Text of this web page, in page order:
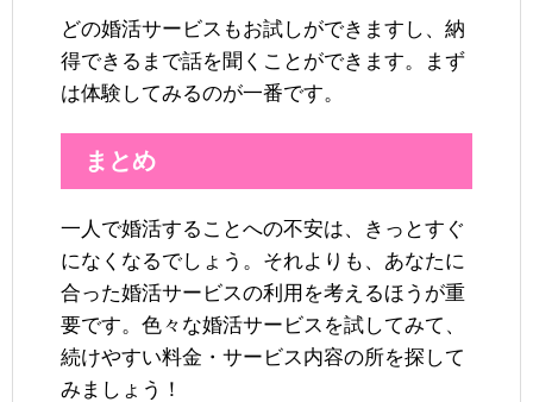
どの婚活サービスもお試しができますし、納
得できるまで話を聞くことができます。まず
は体験してみるのが一番です。
まとめ
一人で婚活することへの不安は、きっとすぐ
になくなるでしょう。それよりも、あなたに
合った婚活サービスの利用を考えるほうが重
要です。色々な婚活サービスを試してみて、
続けやすい料金・サービス内容の所を探して
みましょう！